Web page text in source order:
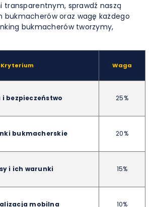
transparentnym, sprawdź naszą
oraz wagę każdego
bukmacherów tworzymy,
Kryterium Waga
i bezpieczeństwo 25%
bukmacherskie 20%
i ich warunki 15%
mobilna 10%